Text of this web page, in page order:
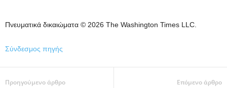
Πνευματικά δικαιώματα © 2026 The Washington Times LLC.
Σύνδεσμος πηγής
Προηγούμενο άρθρο Επόμενο άρθρο